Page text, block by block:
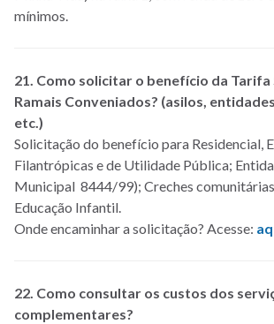
mínimos.
21. Como solicitar o benefício da Tarifa
Ramais Conveniados? (asilos,
etc.)
Solicitação do benefício para Residencial,
Filantrópicas e de Utilidade Pública;
Municipal 8444/99); Creches comunitárias
Educação Infantil.
Onde encaminhar a solicitação? Acesse:
22. Como consultar os custos dos
complementares?